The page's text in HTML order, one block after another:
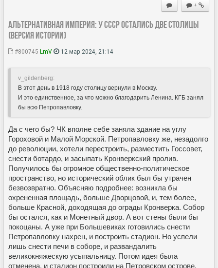
+
Альтернативная Империя: у СССР остались две столицы
(версия истории)
#800745 LmV 12 мар 2024, 21:14
v_gildenberg:
В этот день в 1918 году столицу вернули в Москву.
И это единственное, за что можно благодарить Ленина. КГБ занял
бы всю Петропавловку.
Да с чего бы? ЧК вполне себе заняла здание на углу
Гороховой и Малой Морской. Петропавловку же, незадолго
до революции, хотели перестроить, разместить Госсовет,
снести ботардо, и засыпать Кронверкский пролив.
Получилось бы огромное общественно-политическое
пространство, но исторический облик был бы утрачен
безвозвратно. Объясняю подробнее: возникла бы
охрененная площадь, больше Дворцовой, и, тем более,
больше Красной, доходящая до ограды Кронверка. Собор
бы остался, как и Монетный двор. А вот стены были бы
покоцаны. А уже при Большевиках готовились снести
Петропавловку нахрен, и построить стадион. Но успели
лишь снести печи в соборе, и развандалить
великокняжескую усыпальницу. Потом идея была
отменена, и стадион построили на Петровском острове.